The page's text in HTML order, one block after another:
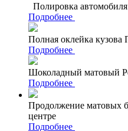
Полировка автомобиля
Подробнее
Полная оклейка
Подробнее
Шоколадный матовый
Подробнее
Продолжение матовых
центре
Подробнее